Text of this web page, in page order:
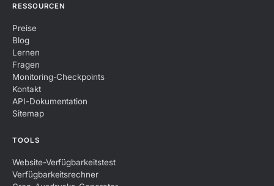
RESSOURCEN
Preise
Blog
Lernen
Fragen
Monitoring-Checkpoints
Kontakt
API-Dokumentation
Sitemap
TOOLS
Website-Verfügbarkeitstest
Verfügbarkeitsrechner